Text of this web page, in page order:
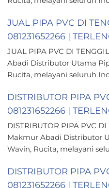
JUAL PIPA PVC DI
081231652266 |
JUAL PIPA PVC DI
Abadi Distributor Utama
Rucita, melayani seluruh
DISTRIBUTOR PIPA
081231652266 |
DISTRIBUTOR PIPA PVC
Makmur Abadi Distributor
Wavin, Rucita, melayani
DISTRIBUTOR PIPA
081231652266 |